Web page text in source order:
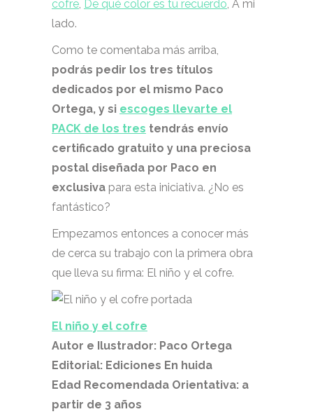
cofre, De qué color es tu recuerdo, A mi
lado.
Como te comentaba más arriba,
podrás pedir los tres títulos
dedicados por el mismo Paco
Ortega, y si escoges llevarte el
PACK de los tres tendrás envío
certificado gratuito y una preciosa
postal diseñada por Paco en
exclusiva para esta iniciativa. ¿No es
fantástico?
Empezamos entonces a conocer más
de cerca su trabajo con la primera obra
que lleva su firma: El niño y el cofre.
El niño y el cofre
Autor e Ilustrador: Paco Ortega
Editorial: Ediciones En huida
Edad Recomendada Orientativa: a
partir de 3 años